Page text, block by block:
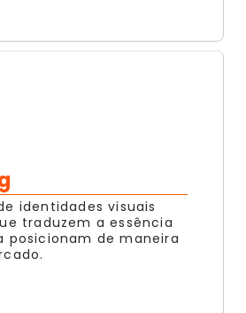
identidades visuais
traduzem a essência
posicionam de maneira